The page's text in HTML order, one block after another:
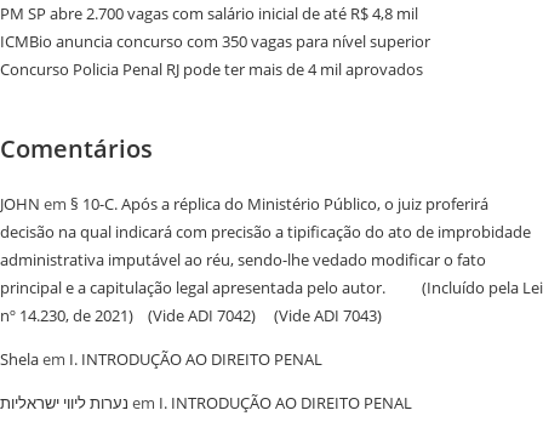
PM SP abre 2.700 vagas com salário inicial de até R$ 4,8 mil
ICMBio anuncia concurso com 350 vagas para nível superior
Concurso Policia Penal RJ pode ter mais de 4 mil aprovados
Comentários
JOHN em § 10-C. Após a réplica do Ministério Público, o juiz proferirá
decisão na qual indicará com precisão a tipificação do ato de improbidade
administrativa imputável ao réu, sendo-lhe vedado modificar o fato
principal e a capitulação legal apresentada pelo autor. (Incluído pela Lei
nº 14.230, de 2021) (Vide ADI 7042) (Vide ADI 7043)
Shelaem I. INTRODUÇÃO AO DIREITO PENAL
נערות ליווי ישראליות em I. INTRODUÇÃO AO DIREITO PENAL